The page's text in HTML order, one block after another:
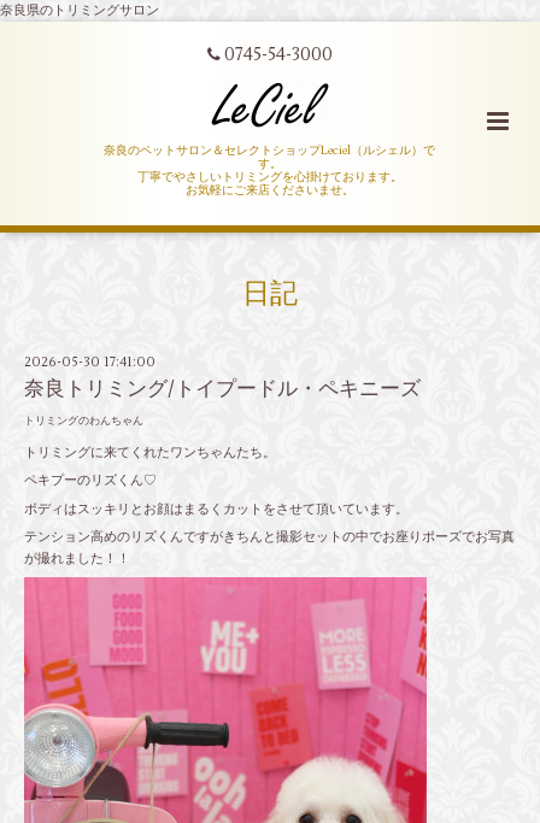
奈良県のトリミングサロン
0745-54-3000
奈良のペットサロン＆セレクトショップLeciel（ルシェル）で
す。
丁寧でやさしいトリミングを心掛けております。
お気軽にご来店くださいませ。
日記
2026-05-30 17:41:00
奈良トリミング/トイプードル・ペキニーズ
トリミングのわんちゃん
トリミングに来てくれたワンちゃんたち。
ペキプーのリズくん♡
ボディはスッキリとお顔はまるくカットをさせて頂いています。
テンション高めのリズくんですがきちんと撮影セットの中でお座りポーズでお写真
が撮れました！！